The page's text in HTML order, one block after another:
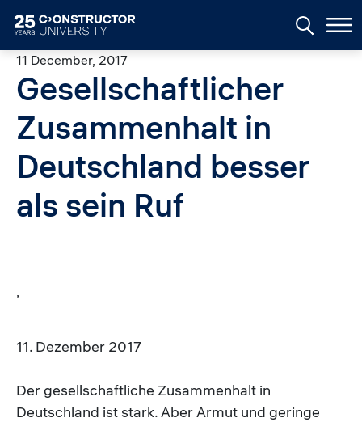
11 December, 2017
Gesellschaftlicher
Zusammenhalt in
Deutschland besser
als sein Ruf
,
11. Dezember 2017
Der gesellschaftliche Zusammenhalt in
Deutschland ist stark. Aber Armut und geringe